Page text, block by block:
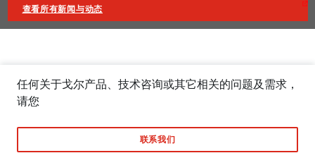
查看所有新闻与动态
任何关于戈尔产品、技术咨询或其它相关的问题及需求，
请您
联系我们